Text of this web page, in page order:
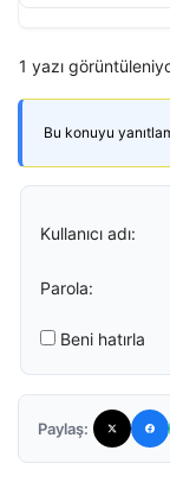
1 yazı
Bu konuyu
Kullanıcı adı:
Parola:
Beni hatırla
Paylaş: